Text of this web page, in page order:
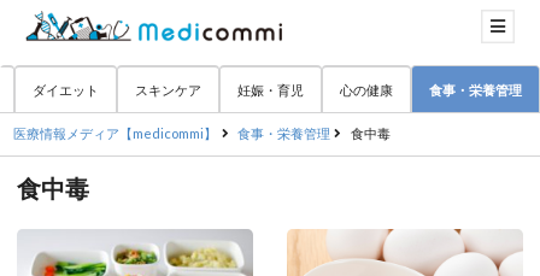
ダイエット スキンケア 妊娠・育児 心の健康 食事・栄養管理
医療情報メディア【medicommi】 食事・栄養管理 食中毒
食中毒